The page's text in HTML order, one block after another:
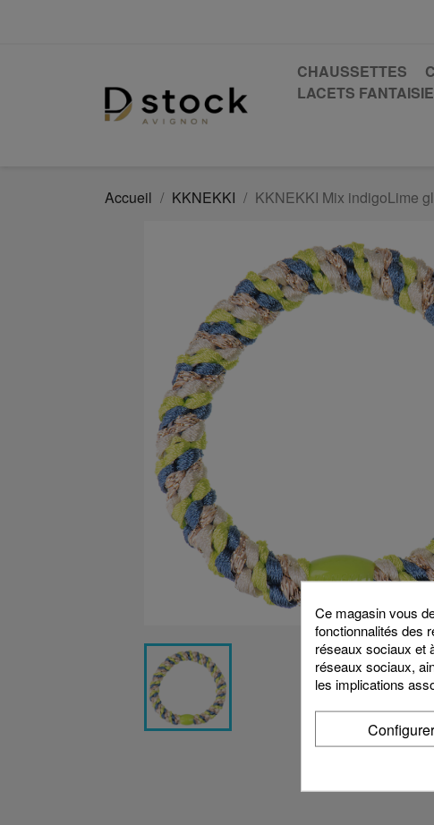
CHAUSSETTES
LACETS FANTAISIE
Accueil KKNEKKI KKNEKKI Mix indigoLime
Ce magasin vous
fonctionnalités des
réseaux sociaux et
réseaux sociaux,
les implications